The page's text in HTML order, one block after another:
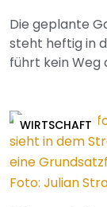
Die geplante
steht heftig in
führt kein Weg
WIRTSCHAFT